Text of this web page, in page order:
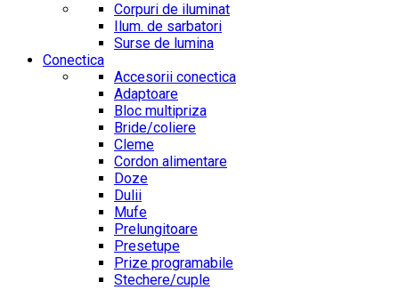
Corpuri de iluminat
Ilum. de sarbatori
Surse de lumina
Conectica
Accesorii conectica
Adaptoare
Bloc multipriza
Bride/coliere
Cleme
Cordon alimentare
Doze
Dulii
Mufe
Prelungitoare
Presetupe
Prize programabile
Stechere/cuple